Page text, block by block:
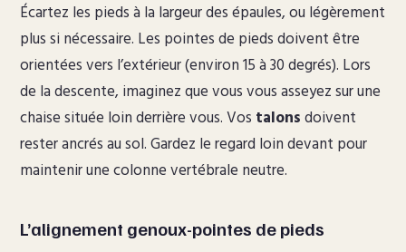
Écartez les pieds à la largeur des épaules, ou légèrement
plus si nécessaire. Les pointes de pieds doivent être
orientées vers l’extérieur (environ 15 à 30 degrés). Lors
de la descente, imaginez que vous vous asseyez sur une
chaise située loin derrière vous. Vos talonsdoivent
rester ancrés au sol. Gardez le regard loin devant pour
maintenir une colonne vertébrale neutre.
L’alignement genoux-pointes de pieds